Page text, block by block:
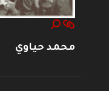
محمد حياوي